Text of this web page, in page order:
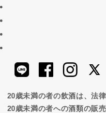
20歳未満の者の飲酒は、法
20歳未満の者への酒類の販